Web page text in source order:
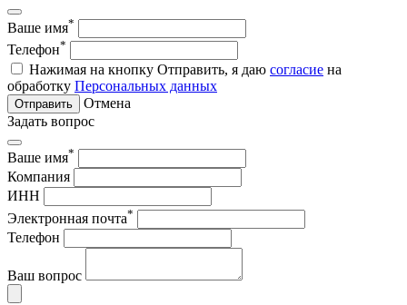
Ваше имя*
Телефон*
Нажимая на кнопку Отправить, я даю согласие на
обработку Персональных данных
Отправить
Отмена
Задать вопрос
Ваше имя*
Компания
ИНН
Электронная почта*
Телефон
Ваш вопрос